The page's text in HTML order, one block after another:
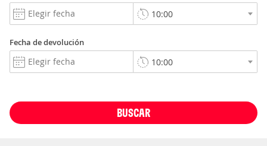
Fecha de devolución
BUSCAR